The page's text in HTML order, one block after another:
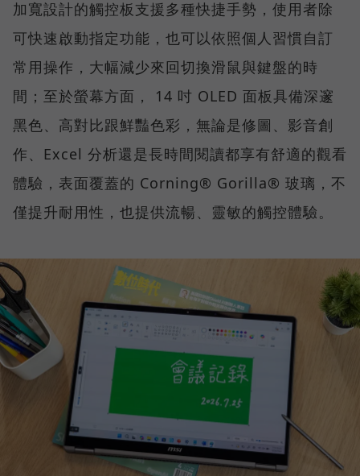
加寬設計的觸控板支援多種快捷手勢，使用者除
可快速啟動指定功能，也可以依照個人習慣自訂
常用操作，大幅減少來回切換滑鼠與鍵盤的時
間；至於螢幕方面， 14 吋 OLED 面板具備深邃
黑色、高對比跟鮮豔色彩，無論是修圖、影音創
作、Excel 分析還是長時間閱讀都享有舒適的觀看
體驗，表面覆蓋的 Corning® Gorilla® 玻璃，不
僅提升耐用性，也提供流暢、靈敏的觸控體驗。